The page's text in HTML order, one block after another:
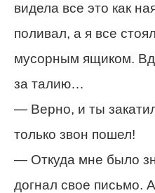
видела все это как
поливал, а я все
мусорным ящиком.
за талию…
— Верно, и ты
только звон пошел!
— Откуда мне было
догнал свое письмо.